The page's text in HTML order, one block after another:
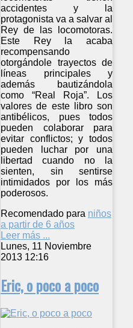
accidentes y la
protagonista va a salvar al
Rey de las locomotoras.
Este Rey la acaba
recompensando
otorgándole trayectos de
líneas principales y
además bautizándola
como “Real Roja”. Los
valores de este libro son
antibélicos, pues todos
pueden colaborar para
evitar conflictos; y todos
pueden luchar por una
libertad cuando no la
sienten, sin sentirse
intimidados por los más
poderosos.
Recomendado para niños
a partir de 6 años
Leer más ...
Lunes, 11 Noviembre
2013 12:16
Eric, o poco a poco